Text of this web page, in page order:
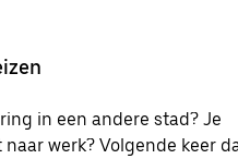
in een andere stad? Je
werk? Volgende keer